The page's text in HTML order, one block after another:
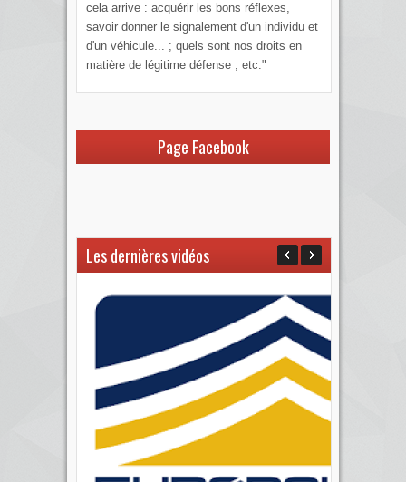
cela arrive : acquérir les bons réflexes,
savoir donner le signalement d'un individu et
d'un véhicule... ; quels sont nos droits en
matière de légitime défense ; etc."
Page Facebook
Les dernières vidéos